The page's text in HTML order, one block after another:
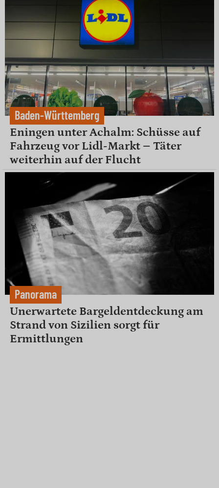
Baden-Württemberg
Eningen unter Achalm: Schüsse auf
Fahrzeug vor Lidl-Markt – Täter
weiterhin auf der Flucht
Panorama
Unerwartete Bargeldentdeckung am
Strand von Sizilien sorgt für
Ermittlungen